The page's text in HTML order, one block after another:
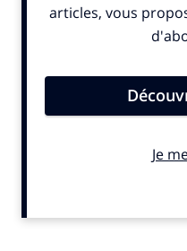
référence culturelle font
surgit dans un lieu